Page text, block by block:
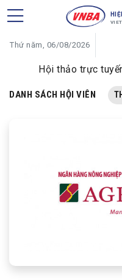
Thứ năm, 06/08/2026
Hội thảo trực tuyến
DANH SÁCH HỘI VIÊN